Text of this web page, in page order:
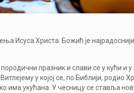
Исуса Христа. Божић је
празник и слави се у кући и
у којој се, по Библији, родио
има укућана. У чесницу се ставља